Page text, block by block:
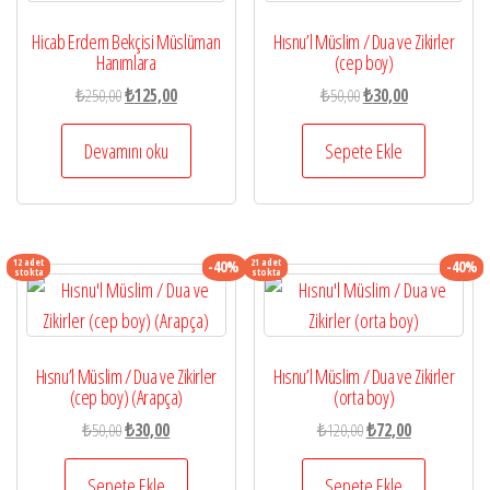
Hicab Erdem Bekçisi Müslüman
Hanımlara
₺250,00Orijinal
fiyat:
₺250,00.
₺125,00Şu
andaki
₺125,00.
Devamını oku
Hısnu’l Müslim / Dua ve Zikirler
(cep boy)
₺50,00Orijinal
fiyat:
₺50,00.
₺30,00Şu
andaki
₺30,00.
Sepete Ekle
12 adet
stokta -40%
Hısnu’l Müslim / Dua ve Zikirler
(cep boy) (Arapça)
₺50,00Orijinal
fiyat:
₺50,00.
₺30,00Şu
andaki
21 adet
stokta -40%
Hısnu’l Müslim / Dua ve Zikirler
(orta boy)
₺120,00Orijinal
fiyat:
₺120,00.
₺72,00Şu
andaki